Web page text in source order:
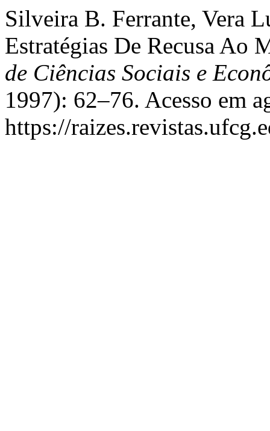
Silveira B. Ferrante, Vera
Estratégias De Recusa Ao
de Ciências Sociais e
1997): 62–76. Acesso em
https://